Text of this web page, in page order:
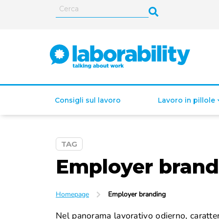
Consigli sul lavoro Lavoro in pillole
ISEE (Indicatore della
Situazione Economica
Equivalente)
Lavoro autonomo
TAG
Employer
Homepage Employer branding
Nel panorama lavorativo odierno,